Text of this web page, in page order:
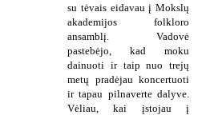
su tėvais eidavau į Mokslų
akademijos folkloro
ansamblį. Vadovė
pastebėjo, kad moku
dainuoti ir taip nuo trejų
metų pradėjau koncertuoti
ir tapau pilnaverte dalyve.
Vėliau, kai įstojau į